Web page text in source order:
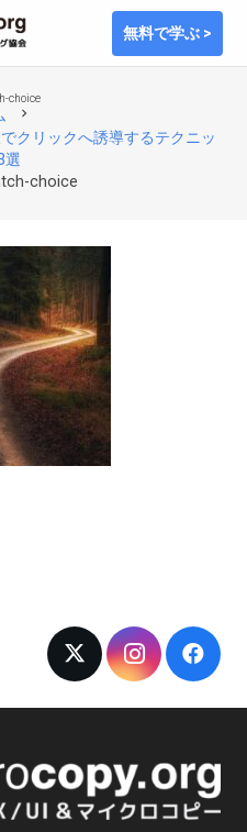
無料で学ぶ >
choice
chevron_right
クリックへ誘導するテクニッ
選
choice